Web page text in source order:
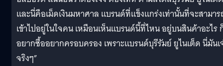
และนี่คือเม็ดเงินมหาศาล แบรนด์ที่แข็งแกร่งเท่านั้นที่จะสามา
เข้าไปอยู่ในใจคน เหมือนเห็นแบรนด์นี้ที่ไหน อยู่บนสินค้าอะไร
อยากซื้ออยากครอบครอง เพราะแบรนด์บุรีรัมย์ ยูไนเต็ด นี่มันเ
จริงๆ”